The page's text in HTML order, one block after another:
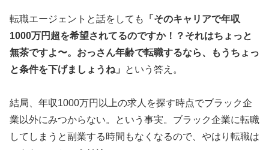
転職エージェントと話をしても
「そのキャリアで年収
1000万円超を希望されてるのですか！？それはちょっと
無茶ですよ〜。おっさん年齢で転職するなら、もうちょっ
と条件を下げましょうね」
という答え。
結局、年収1000万円以上の求人を探す時点でブラック企
業以外にみつからない。という事実。ブラック企業に転職
してしまうと副業する時間もなくなるので、やはり転職は